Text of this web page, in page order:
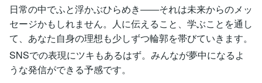
日常の中でふと浮かぶひらめき――それは未来からのメッ
セージかもしれません。人に伝えること、学ぶことを通し
て、あなた自身の理想も少しずつ輪郭を帯びていきます。
SNSでの表現にツキもあるはず。みんなが夢中になるよ
うな発信ができる予感です。